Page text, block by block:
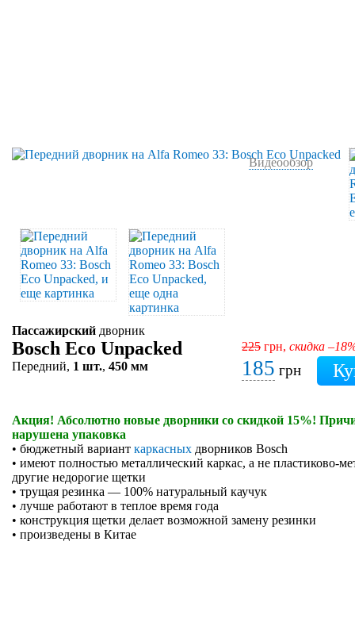
Видеообзор
Пассажирский дворник
Bosch Eco Unpacked
Передний, 1 шт., 450 мм
225 грн, скидка
185 грн
Акция! Абсолютно новые дворники со скидкой 15%!
нарушена упаковка
• бюджетный вариант каркасных дворников Bosch
• имеют полностью металлический каркас, а не пластиково-
другие недорогие щетки
• трущая резинка — 100% натуральный каучук
• лучше работают в теплое время года
• конструкция щетки делает возможной замену резинки
• произведены в Китае